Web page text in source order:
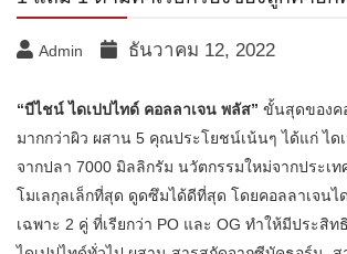
Admin ธันวาคม 12, 2022
“บีไชน์ ไดเปปไทด์ คอลลาเจน พลัส” ขั้นสุดของค
มากกว่าผิว ผสาน 5 คุณประโยชน์เน้นๆ ได้แก่ ได
จากปลา 7000 มิลลิกรัม นวัตกรรมใหม่จากประเ
โมเลกุลเล็กที่สุด ดูดซึมได้ดีที่สุด โดยคอลลาเจนไ
เฉพาะ 2 คู่ ที่เรียกว่า PO และ OG ทำให้มีประสิท